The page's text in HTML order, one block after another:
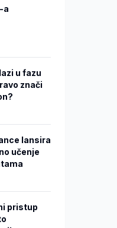
a
u fazu
znači
lansira
učenje
pristup